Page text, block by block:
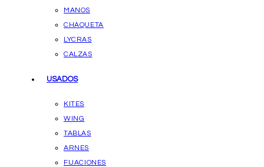
MANOS
CHAQUETA
LYCRAS
CALZAS
USADOS
KITES
WING
TABLAS
ARNES
FIJACIONES